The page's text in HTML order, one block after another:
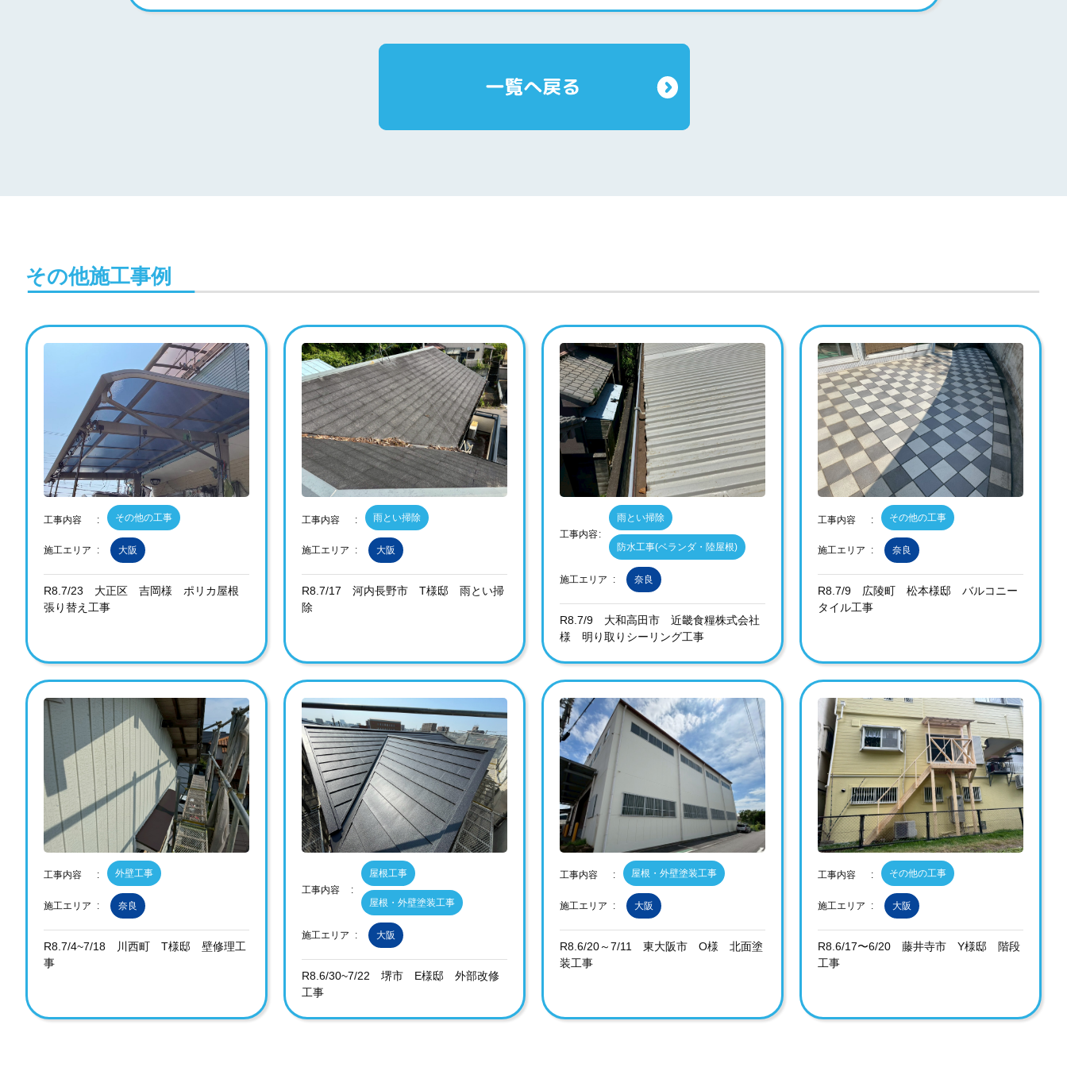
その他施工事例
工事内容 その他の工事
施工エリア 大阪
R8.7/23 大正区 吉岡様 ポリカ屋根
張り替え工事
工事内容 雨とい掃除
施工エリア 大阪
R8.7/17 河内長野市 T様邸 雨とい掃
除
工事内容
雨とい掃除
防水工事(ベランダ・陸屋根)
施工エリア 奈良
R8.7/9 大和高田市 近畿食糧株式会社
様 明り取りシーリング工事
工事内容 その他の工事
施工エリア 奈良
R8.7/9 広陵町 松本様邸 バルコニー
タイル工事
工事内容 外壁工事
施工エリア 奈良
R8.7/4~7/18 川西町 T様邸 壁修理工
事
工事内容
屋根工事
屋根・外壁塗装工事
施工エリア 大阪
R8.6/30~7/22 堺市 E様邸 外部改修
工事
工事内容 屋根・外壁塗装工事
施工エリア 大阪
R8.6/20～7/11 東大阪市 O様 北面塗
装工事
工事内容 その他の工事
施工エリア 大阪
R8.6/17〜6/20 藤井寺市 Y様邸 階段
工事